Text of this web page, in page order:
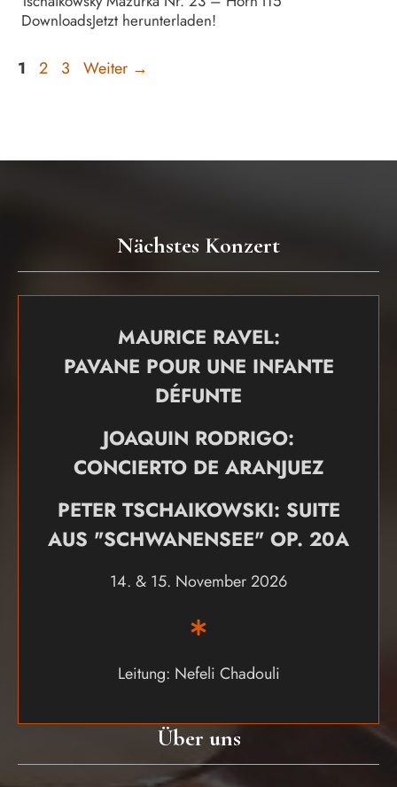
DownloadsJetzt herunterladen!
Seite
1 Seite
2 Seite
3 Weiter →
Über uns
Nächstes Konzert
MAURICE RAVEL:
PAVANE POUR UNE INFANTE
DÉFUNTE
JOAQUIN RODRIGO:
CONCIERTO DE ARANJUEZ
PETER TSCHAIKOWSKI: SUITE
AUS "SCHWANENSEE" OP. 20A
14. & 15. November 2026
Leitung: Nefeli Chadouli